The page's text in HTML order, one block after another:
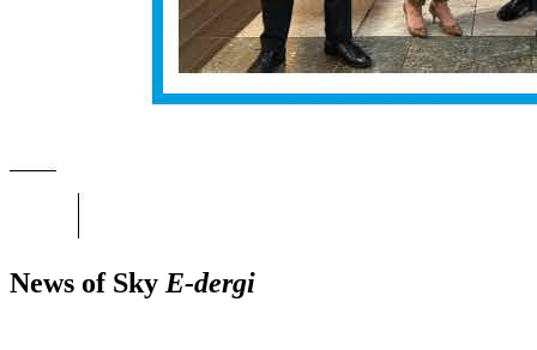
News of Sky E-dergi